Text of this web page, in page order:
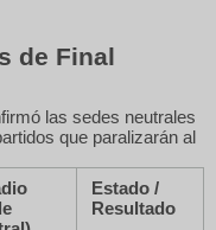
de Final
las sedes neutrales
que paralizarán al
Estado /
Resultado